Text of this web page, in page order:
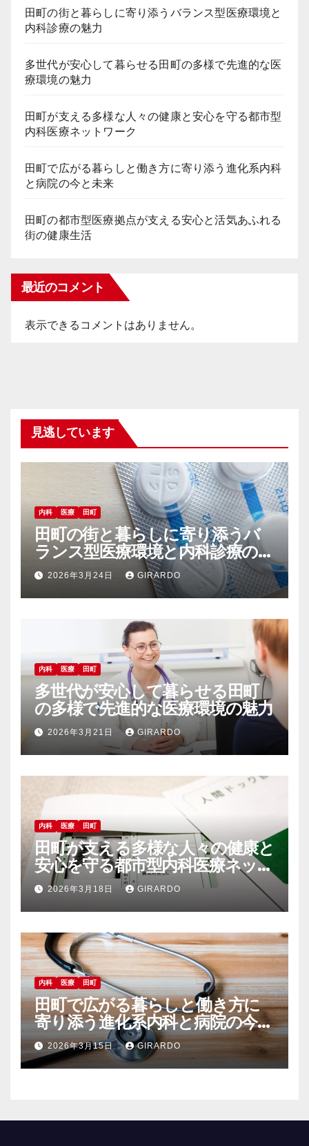
田町の街と暮らしに寄り添うバランス型医療環境と
内科診療の魅力
多世代が安心して暮らせる田町の多様で先進的な医
療環境の魅力
田町が支える多様な人々の健康と安心を守る都市型
内科医療ネットワーク
田町で広がる暮らしと働き方に寄り添う進化系内科
と病院の今と未来
田町の都市型医療拠点が支える安心と活気あふれる
街の健康生活
最近のコメント
表示できるコメントはありません。
見逃しています
内科 医療 田町
田町の街と暮らしに寄り添うバ
ランス型医療環境と内科診療の魅
力2026年3月24日 GIRARDO
内科 医療 田町
多世代が安心して暮らせる田町
の多様で先進的な医療環境の魅力
2026年3月21日 GIRARDO
内科 医療 田町
田町が支える多様な人々の健康と
安心を守る都市型内科医療ネット
ワーク
2026年3月18日 GIRARDO
内科 医療 田町
田町で広がる暮らしと働き方に
寄り添う進化系内科と病院の今と
未来
2026年3月15日 GIRARDO